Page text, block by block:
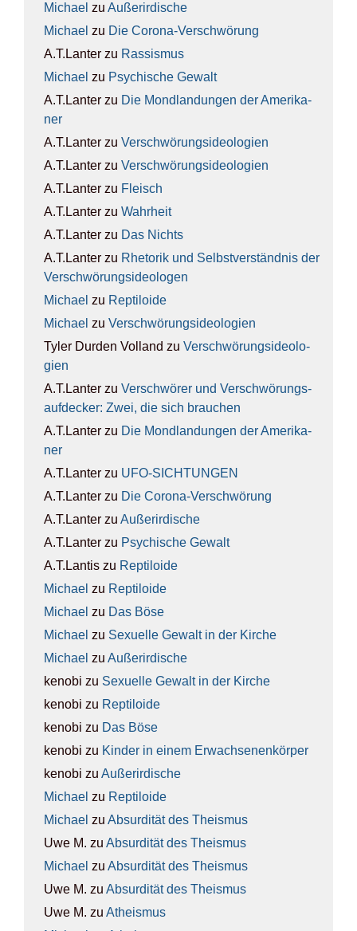
Michael zu Außer­ir­di­sche
Michael zu Die Coro­na-Ver­schwö­rung
A.T.Lanter zu Ras­sis­mus
Michael zu Psy­chi­sche Gewalt
A.T.Lanter zu Die Mond­lan­dun­gen der Ame­ri­ka­
ner
A.T.Lanter zu Ver­schwö­rungs­ideo­lo­gien
A.T.Lanter zu Ver­schwö­rungs­ideo­lo­gien
A.T.Lanter zu Fleisch
A.T.Lanter zu Wahr­heit
A.T.Lanter zu Das Nichts
A.T.Lanter zu Rhe­to­rik und Selbst­ver­ständ­nis der
Ver­schwö­rungs­ideo­lo­gen
Michael zu Rep­ti­lo­ide
Michael zu Ver­schwö­rungs­ideo­lo­gien
Tyler Durden Volland zu Ver­schwö­rungs­ideo­lo­
gien
A.T.Lanter zu Ver­schwö­rer und Ver­schwö­rungs­
auf­de­cker: Zwei, die sich brau­chen
A.T.Lanter zu Die Mond­lan­dun­gen der Ame­ri­ka­
ner
A.T.Lanter zu UFO-SICH­TUN­GEN
A.T.Lanter zu Die Coro­na-Ver­schwö­rung
A.T.Lanter zu Außer­ir­di­sche
A.T.Lanter zu Psy­chi­sche Gewalt
A.T.Lantis zu Rep­ti­lo­ide
Michael zu Rep­ti­lo­ide
Michael zu Das Böse
Michael zu Sexu­el­le Gewalt in der Kir­che
Michael zu Außer­ir­di­sche
kenobi zu Sexu­el­le Gewalt in der Kir­che
kenobi zu Rep­ti­lo­ide
kenobi zu Das Böse
kenobi zu Kin­der in einem Erwach­se­nen­kör­per
kenobi zu Außer­ir­di­sche
Michael zu Rep­ti­lo­ide
Michael zu Absur­di­tät des The­is­mus
Uwe M. zu Absur­di­tät des The­is­mus
Michael zu Absur­di­tät des The­is­mus
Uwe M. zu Absur­di­tät des The­is­mus
Uwe M. zu Athe­is­mus